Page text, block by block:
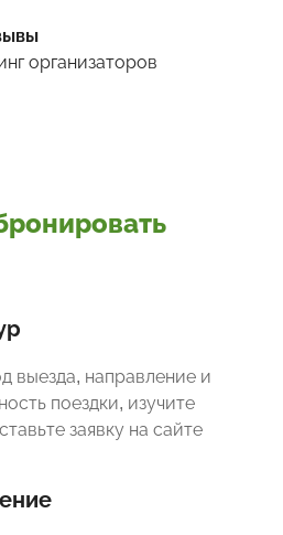
организаторов
выезда, направление и
поездки, изучите
заявку на сайте